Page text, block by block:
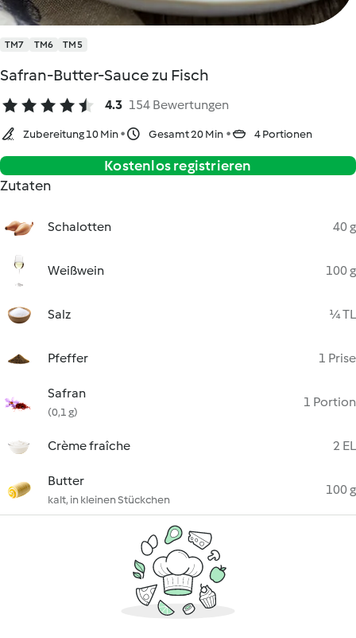
TM7 TM6 TM5
Safran-Butter-Sauce zu Fisch
4.3 154 Bewertungen
Zubereitung 10 Min Gesamt 20 Min 4 Portionen
Kostenlos registrieren
Zutaten
Schalotten 40 g
Weißwein 100 g
Salz ¼ TL
Pfeffer 1 Prise
Safran
(0,1 g)
1 Portion
Crème fraîche 2 EL
Butter
kalt, in kleinen Stückchen
100 g